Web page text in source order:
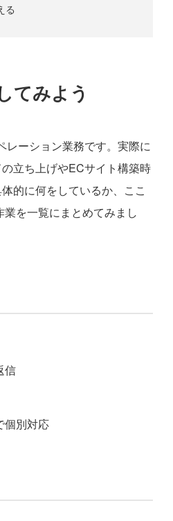
る
てみよう
ーション業務です。実際に
立ち上げやECサイト構築時
的に何をしているか、ここ
を一覧にまとめてみまし
信
個別対応